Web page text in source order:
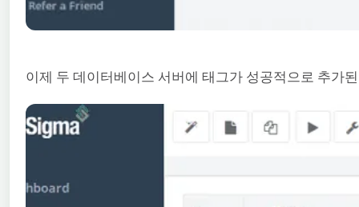
이제 두 데이터베이스 서버에 태그가 성공적으로 추가